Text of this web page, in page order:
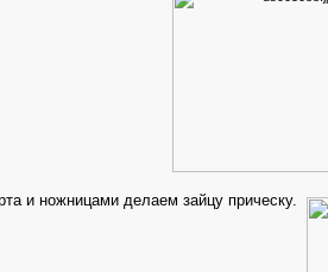
и ножницами делаем зайцу прическу.